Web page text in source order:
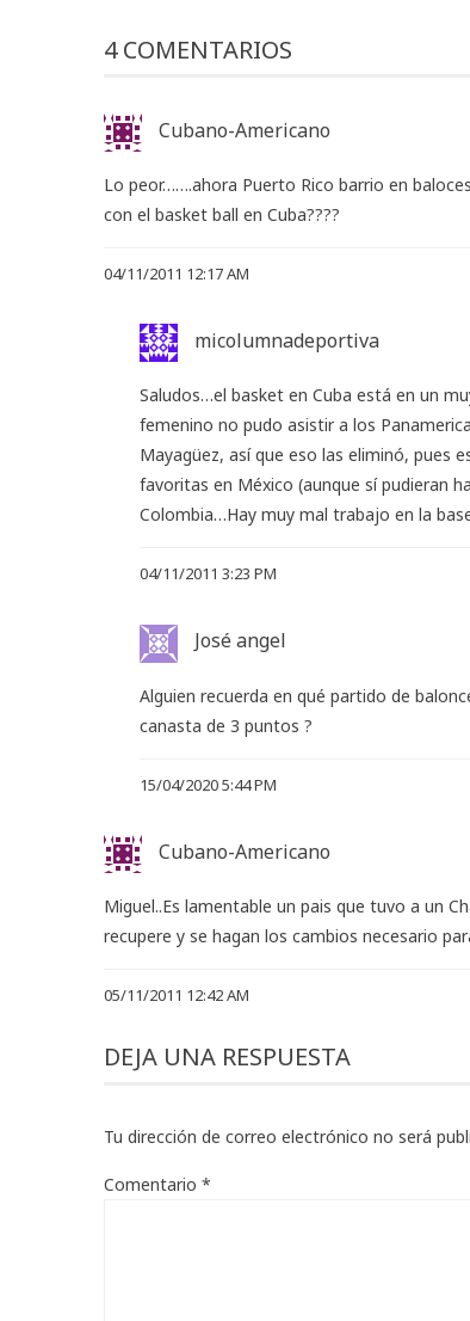
4 COMENTARIOS
Cubano-Americano
Lo peor…….ahora Puerto Rico barrio en
con el basket ball en Cuba????
04/11/2011 12:17 AM
micolumnadeportiva
Saludos…el basket en Cuba está en un
femenino no pudo asistir a los
Mayagüez, así que eso las eliminó, pues
favoritas en México (aunque sí pudieran
Colombia…Hay muy mal trabajo en la
04/11/2011 3:23 PM
José angel
Alguien recuerda en qué partido de
canasta de 3 puntos ?
15/04/2020 5:44 PM
Cubano-Americano
Miguel..Es lamentable un pais que tuvo a un
recupere y se hagan los cambios necesario
05/11/2011 12:42 AM
DEJA UNA RESPUESTA
Tu dirección de correo electrónico no será
Comentario *